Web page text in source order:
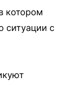
котором
ситуации с